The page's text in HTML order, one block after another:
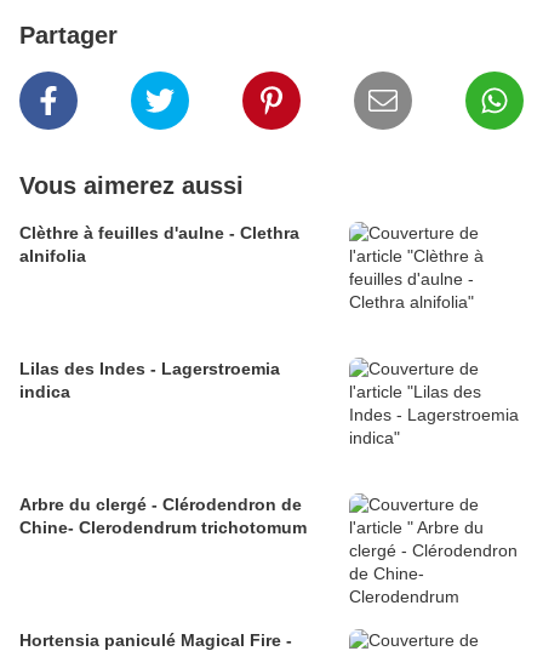
Partager
Vous aimerez aussi
Clèthre à feuilles d'aulne - Clethra
alnifolia
Lilas des Indes - Lagerstroemia
indica
Arbre du clergé - Clérodendron de
Chine- Clerodendrum trichotomum
Hortensia paniculé Magical Fire -